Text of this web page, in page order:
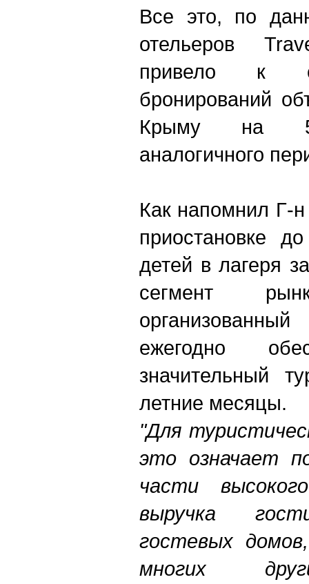
Все это, по
отельеров
привело к
бронирований
Крыму на
аналогичного
Как напомнил Г-
приостановке
детей в лагеря
сегмент
ежегодно
значительный
летние месяцы.
"Для
это означает
части
выручка
гостевых
многих